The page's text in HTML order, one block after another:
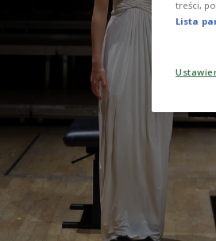
treści,
Lista